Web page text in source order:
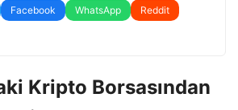
Facebook WhatsApp
Reddit
Kripto Borsasından